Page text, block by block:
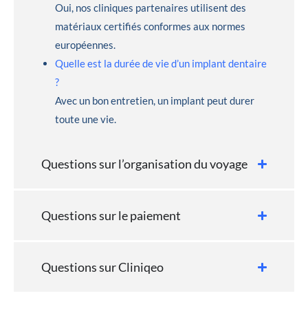
Oui, nos cliniques partenaires utilisent des
matériaux certifiés conformes aux normes
européennes.
Quelle est la durée de vie d’un implant dentaire
?
Avec un bon entretien, un implant peut durer
toute une vie.
Questions sur l’organisation du voyage
Questions sur le paiement
Questions sur Cliniqeo